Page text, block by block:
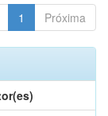
1 Próxima